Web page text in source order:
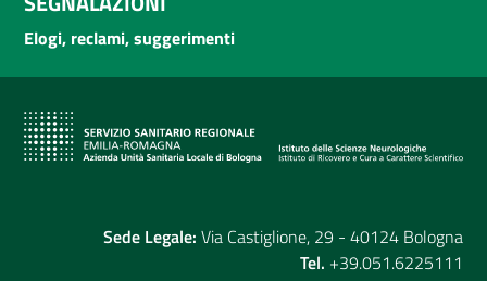
Elogi, reclami, suggerimenti
Sede Legale: Via Castiglione, 29 - 40124 Bologna
Tel. +39.051.6225111